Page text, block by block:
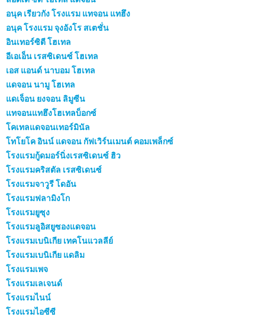
อนุค เรียวกัง โรงแรม แทจอน แทฮึง
อนุค โรงแรม จุงอังโร สเตชั่น
อินเทอร์ซิตี โฮเทล
อีเอเอ็น เรสซิเดนซ์ โฮเทล
เอส แอนด์ นาบอม โฮเทล
แดจอน นามู โฮเทล
แดเจ็อน ยงจอน ลิมูซีน
แทจอนแทฮึงโฮเทลบ็อกซ์
โคเทลแดจอนเทอร์มินัล
โทโยโค อินน์ แดจอน กัฟเวิร์นเมนต์ คอมเพล็กซ์
โรงแรมกู้ดมอร์นิ่งเรสซิเดนซ์ ฮิว
โรงแรมคริสตัล เรสซิเดนซ์
โรงแรมจาวูรี โดอัน
โรงแรมฟลามิงโก
โรงแรมยูซุง
โรงแรมลูอิสยูซองแดจอน
โรงแรมเบนิเกีย เทคโนแวลลีย์
โรงแรมเบนิเกีย แดลิม
โรงแรมเพจ
โรงแรมเลเจนด์
โรงแรมไนน์
โรงแรมไอซีซี